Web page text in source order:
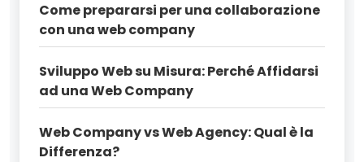
Come prepararsi per una collaborazione
con una web company
Sviluppo Web su Misura: Perché Affidarsi
ad una Web Company
Web Company vs Web Agency: Qual è la
Differenza?